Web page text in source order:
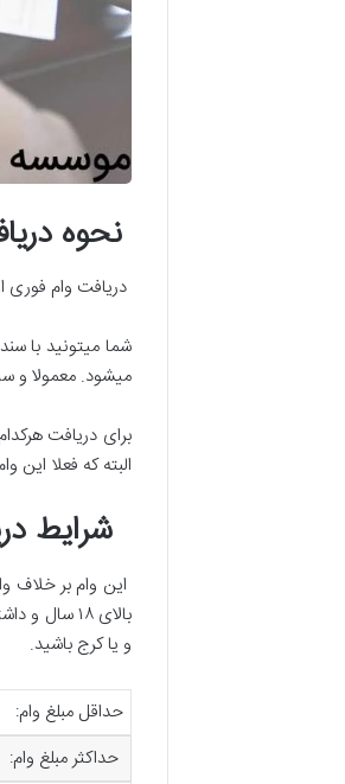
نحوه
دریافت وام فوری
میشود. معمولا و
برای دریافت
البته که فعلا
شرایط
این وام بر خلاف
بالای ۱۸
و یا کرج باشید.
حداقل مبلغ وام:
حداکثر مبلغ وام: